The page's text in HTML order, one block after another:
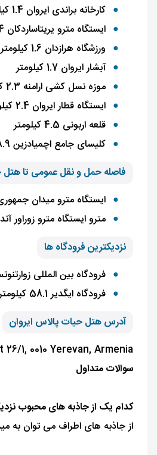
کارخانه براندی ایروان 1.4 کیلومتر
ایستگاه مترو یریتاساردکان 1.4 کیلومتر
ورزشگاه هرازدان 1.6 کیلومتر
آبشار ایروان 1.7 کیلومتر
موزه نسل کشی ارامنه 2.3 کیلومتر
ایستگاه قطار ایروان 2.4 کیلومتر
قلعه اربونی 4.5 کیلومتر
کلیسای جامع اچمیادزین 18.9 کیلومتر
فاصله حمل و نقل عمومی تا هتل
ایستگاه مترو میدان جمهوری مترو
مترو ایستگاه مترو زوراور آندرانیک
نزدیکترین فرودگاه ها
فرودگاه بین المللی زوارتنوتس 10
فرودگاه ایگدیر 58.1 کیلومتر
آدرس هتل حیات پالاس ایروان
1, 0010 Yerevan, Armenia
سوالات متداول
کدام یک از جاذبه های محبوب
از جاذبه های اطراف می توان به میدان جمهوری (0.1 مایل) ، چشمه های رقص (0.2 مایل) و